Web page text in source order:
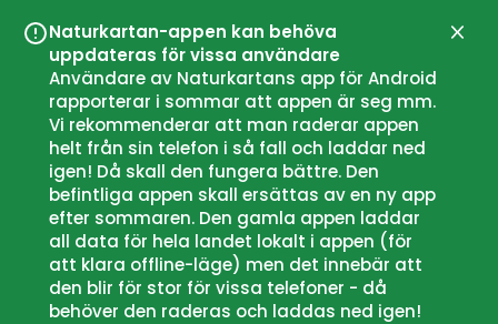
Naturkartan-appen kan behöva
uppdateras för vissa användare
Användare av Naturkartans app för Android
rapporterar i sommar att appen är seg mm.
Vi rekommenderar att man raderar appen
helt från sin telefon i så fall och laddar ned
igen! Då skall den fungera bättre. Den
befintliga appen skall ersättas av en ny app
efter sommaren. Den gamla appen laddar
all data för hela landet lokalt i appen (för
att klara offline-läge) men det innebär att
den blir för stor för vissa telefoner - då
behöver den raderas och laddas ned igen!